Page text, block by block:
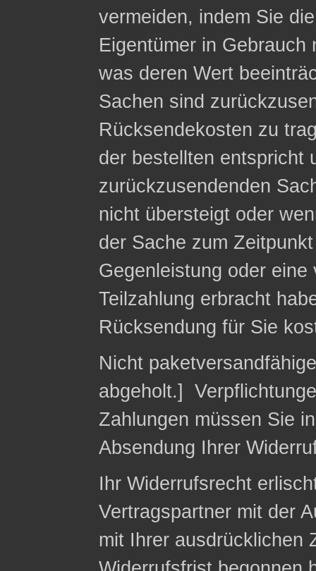
vermeiden, indem Sie
Eigentümer in
was deren Wert
Sachen sind
Rücksendekosten zu
der bestellten entspricht
zurückzusendenden
nicht übersteigt oder
der Sache zum
Gegenleistung oder
Teilzahlung erbracht
Rücksendung für Sie
Nicht
abgeholt.]
Zahlungen müssen Sie
Absendung Ihrer
Ihr Widerrufsrecht
Vertragspartner mit der
mit Ihrer ausdrücklichen